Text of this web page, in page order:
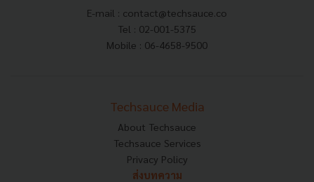
E-mail : contact@techsauce.co
Tel : 02-001-5375
Mobile : 06-4658-9500
Techsauce Media
About Techsauce
Techsauce Services
Privacy Policy
ส่งบทความ